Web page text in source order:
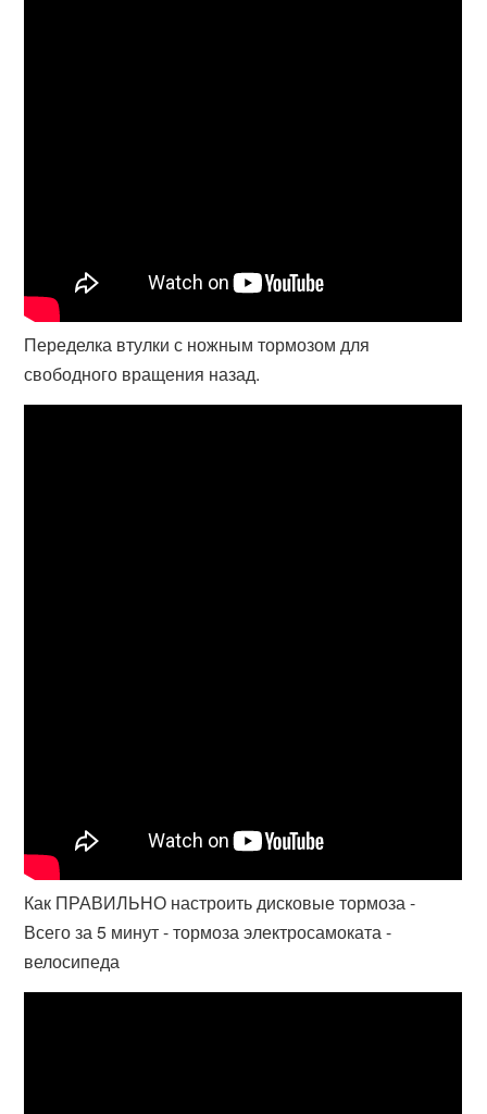
Переделка втулки с ножным тормозом для
свободного вращения назад.
Как ПРАВИЛЬНО настроить дисковые тормоза -
Всего за 5 минут - тормоза электросамоката -
велосипеда